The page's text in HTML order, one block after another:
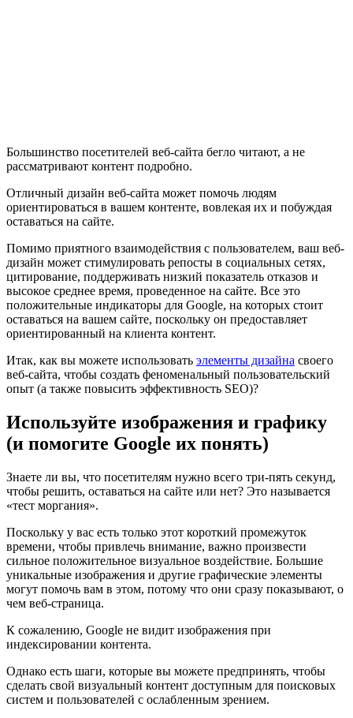
Большинство посетителей веб-сайта бегло читают, а не
рассматривают контент подробно.
Отличный дизайн веб-сайта может помочь людям
ориентироваться в вашем контенте, вовлекая их и побуждая
оставаться на сайте.
Помимо приятного взаимодействия с пользователем, ваш веб-
дизайн может стимулировать репосты в социальных сетях,
цитирование, поддерживать низкий показатель отказов и
высокое среднее время, проведенное на сайте. Все это
положительные индикаторы для Google, на которых стоит
оставаться на вашем сайте, поскольку он предоставляет
ориентированный на клиента контент.
Итак, как вы можете использовать элементы дизайна своего
веб-сайта, чтобы создать феноменальный пользовательский
опыт (а также повысить эффективность SEO)?
Используйте изображения и графику
(и помогите Google их понять)
Знаете ли вы, что посетителям нужно всего три-пять секунд,
чтобы решить, оставаться на сайте или нет? Это называется
«тест моргания».
Поскольку у вас есть только этот короткий промежуток
времени, чтобы привлечь внимание, важно произвести
сильное положительное визуальное воздействие. Большие
уникальные изображения и другие графические элементы
могут помочь вам в этом, потому что они сразу показывают, о
чем веб-страница.
К сожалению, Google не видит изображения при
индексировании контента.
Однако есть шаги, которые вы можете предпринять, чтобы
сделать свой визуальный контент доступным для поисковых
систем и пользователей с ослабленным зрением.